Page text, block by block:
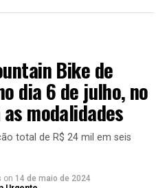
Bike de
dia 6 de julho, no
modalidades
total de R$ 24 mil em seis
on 14 de maio de 2024